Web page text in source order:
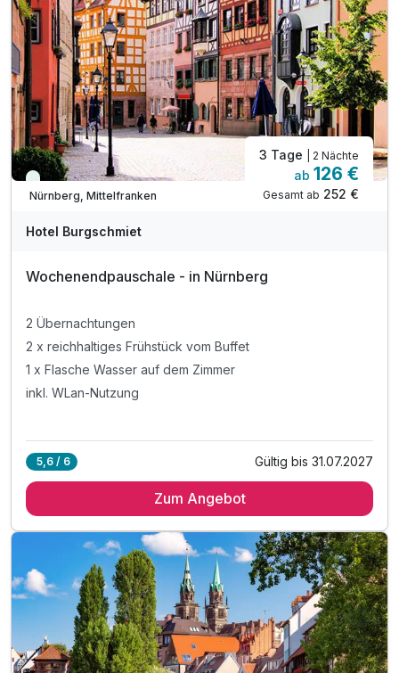
Viele Termine frei
Nürnberg, Mittelfranken
3 Tage | 2 Nächte
ab 126 €
Gesamt ab 252 €
Hotel Burgschmiet
Wochenendpauschale - in Nürnberg
2 Übernachtungen
2 x reichhaltiges Frühstück vom Buffet
1 x Flasche Wasser auf dem Zimmer
inkl. WLan-Nutzung
5,6 / 6 Gültig bis 31.07.2027
Zum Angebot